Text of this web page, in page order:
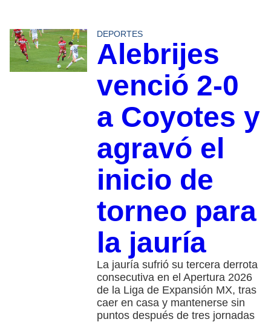
DEPORTES
Alebrijes
venció 2-0
a Coyotes y
agravó el
inicio de
torneo para
la jauría
La jauría sufrió su tercera derrota
consecutiva en el Apertura 2026
de la Liga de Expansión MX, tras
caer en casa y mantenerse sin
puntos después de tres jornadas